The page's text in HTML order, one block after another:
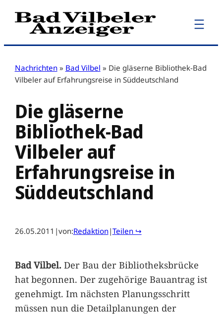
Zum
Inhalt
Nachrichten » Bad Vilbel » Die gläserne Bibliothek-Bad
Vilbeler auf Erfahrungsreise in Süddeutschland
Die gläserne
Bibliothek-Bad
Vilbeler auf
Erfahrungsreise in
Süddeutschland
26.05.2011 |von:Redaktion|Teilen ↪
Bad Vilbel.Der Bau der Bibliotheksbrücke
hat begonnen. Der zugehörige Bauantrag ist
genehmigt. Im nächsten Planungsschritt
müssen nun die Detailplanungen der